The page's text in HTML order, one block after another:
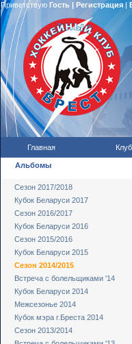
Приветствую Гость | Регистрация|
Главная Клуб
Альбомы
Сезон 2017/2018
Кубок Беларуси 2017
Сезон 2016/2017
Кубок Беларуси 2016
Сезон 2015/2016
Кубок Беларуси 2015
Сезон 2014/2015
Встреча с болельщиками '14
Кубок Беларуси 2014
Межсезонье 2014
Кубок мэра г.Бреста 2014
Сезон 2013/2014